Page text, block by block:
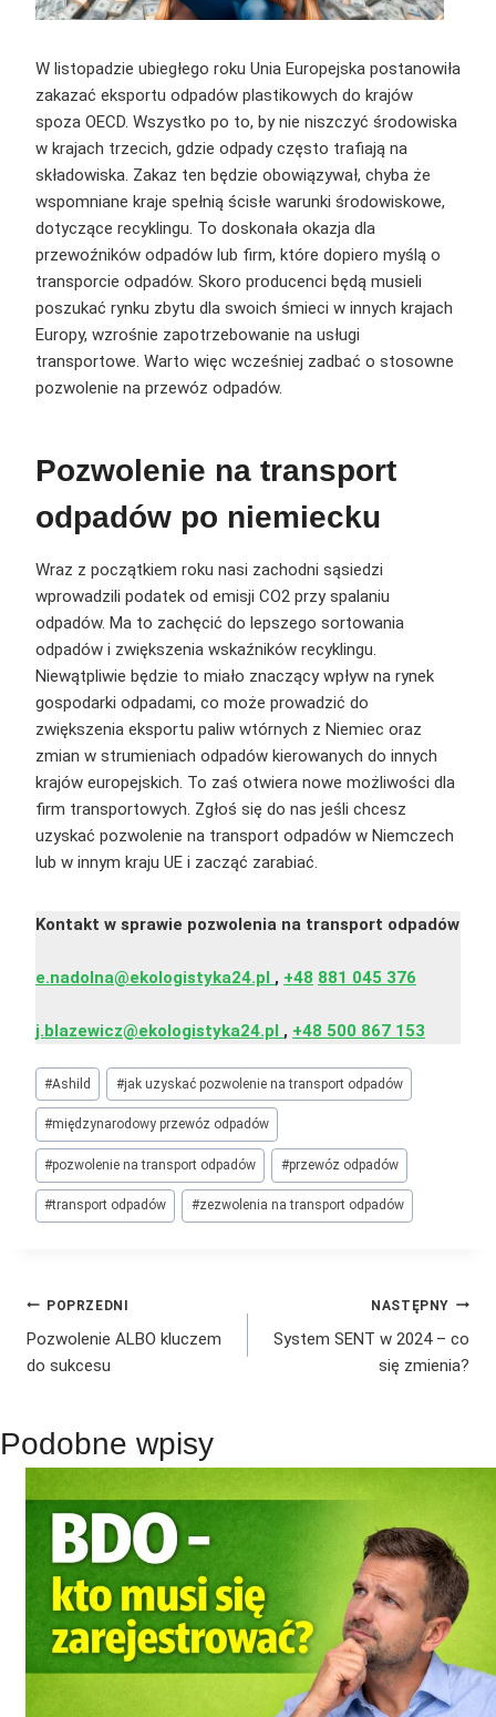
W listopadzie ubiegłego roku Unia Europejska postanowiła
zakazać eksportu odpadów plastikowych do krajów
spoza OECD. Wszystko po to, by nie niszczyć środowiska
w krajach trzecich, gdzie odpady często trafiają na
składowiska. Zakaz ten będzie obowiązywał, chyba że
wspomniane kraje spełnią ścisłe warunki środowiskowe,
dotyczące recyklingu. To doskonała okazja dla
przewoźników odpadów lub firm, które dopiero myślą o
transporcie odpadów. Skoro producenci będą musieli
poszukać rynku zbytu dla swoich śmieci w innych krajach
Europy, wzrośnie zapotrzebowanie na usługi
transportowe. Warto więc wcześniej zadbać o stosowne
pozwolenie na przewóz odpadów.
Pozwolenie na transport
odpadów po niemiecku
Wraz z początkiem roku nasi zachodni sąsiedzi
wprowadzili podatek od emisji CO2 przy spalaniu
odpadów. Ma to zachęcić do lepszego sortowania
odpadów i zwiększenia wskaźników recyklingu.
Niewątpliwie będzie to miało znaczący wpływ na rynek
gospodarki odpadami, co może prowadzić do
zwiększenia eksportu paliw wtórnych z Niemiec oraz
zmian w strumieniach odpadów kierowanych do innych
krajów europejskich. To zaś otwiera nowe możliwości dla
firm transportowych. Zgłoś się do nas jeśli chcesz
uzyskać pozwolenie na transport odpadów w Niemczech
lub w innym kraju UE i zacząć zarabiać.
Kontakt w sprawie pozwolenia na transport odpadów
e.nadolna@ekologistyka24.pl , +48 881 045 376
j.blazewicz@ekologistyka24.pl , +48 500 867 153
Tagi
wpisu:
#Ashild #jak uzyskać pozwolenie na transport odpadów
#międzynarodowy przewóz odpadów
#pozwolenie na transport odpadów #przewóz odpadów
#transport odpadów #zezwolenia na transport odpadów
Nawigacja
wpisu
POPRZEDNI
Pozwolenie ALBO kluczem
do sukcesu
NASTĘPNY
System SENT w 2024 – co
się zmienia?
Podobne wpisy